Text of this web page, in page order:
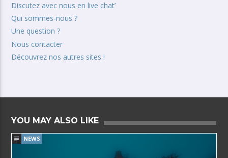
Discutez avec nous en live chat’
Qui sommes-nous ?
Une question ?
Nous contacter
Découvrez nos autres sites !
YOU MAY ALSO LIKE
NEWS